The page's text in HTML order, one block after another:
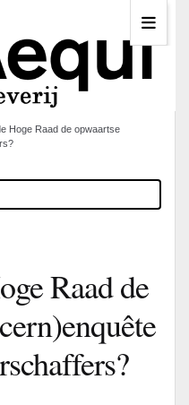
Hoge Raad de opwaartse
Raad de